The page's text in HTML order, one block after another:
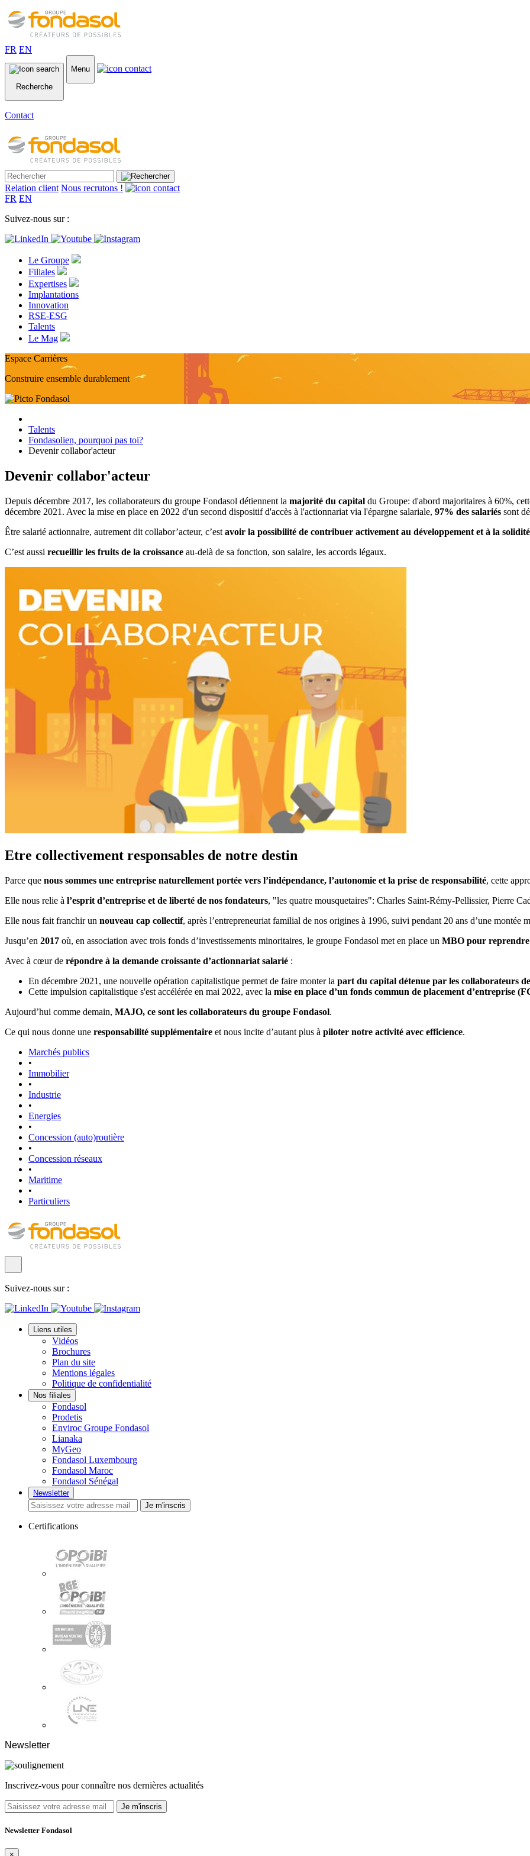
FR EN
Recherche
Menu
Contact
Relation client Nous recrutons !
FR EN
Suivez-nous sur :
Le Groupe
Filiales
Expertises
Implantations
Innovation
RSE-ESG
Talents
Le Mag
Espace Carrières
Construire ensemble durablement
Talents
Fondasolien, pourquoi pas toi?
Devenir collabor'acteur
Devenir collabor'acteur
Depuis décembre 2017, les collaborateurs du groupe Fondasol détiennent la majorité du capital du Groupe: d'abord majoritaires à 60%,
décembre 2021. Avec la mise en place en 2022 d'un second dispositif d'accès à l'actionnariat via l'épargne salariale, 97% des salariés sont
Être salarié actionnaire, autrement dit collabor’acteur, c’est avoir la possibilité de contribuer activement au développement et à la
C’est aussi recueillir les fruits de la croissance au-delà de sa fonction, son salaire, les accords légaux.
Etre collectivement responsables de notre destin
Parce que nous sommes une entreprise naturellement portée vers l’indépendance, l’autonomie et la prise de responsabilité, cette
Elle nous relie à l’esprit d’entreprise et de liberté de nos fondateurs, "les quatre mousquetaires": Charles Saint-Rémy-Pellissier, Pierre
Elle nous fait franchir un nouveau cap collectif, après l’entrepreneuriat familial de nos origines à 1996, suivi pendant 20 ans d’une montée
Jusqu’en 2017 où, en association avec trois fonds d’investissements minoritaires, le groupe Fondasol met en place un MBO pour reprendre
Avec à cœur de répondre à la demande croissante d’actionnariat salarié :
En décembre 2021, une nouvelle opération capitalistique permet de faire monter la part du capital détenue par les collaborateurs
Cette impulsion capitalistique s'est accélérée en mai 2022, avec la mise en place d’un fonds commun de placement d’entreprise
Aujourd’hui comme demain, MAJO, ce sont les collaborateurs du groupe Fondasol.
Ce qui nous donne une responsabilité supplémentaire et nous incite d’autant plus à piloter notre activité avec efficience.
Marchés publics
•
Immobilier
•
Industrie
•
Energies
•
Concession (auto)routière
•
Concession réseaux
•
Maritime
•
Particuliers
Suivez-nous sur :
Liens utiles
Vidéos
Brochures
Plan du site
Mentions légales
Politique de confidentialité
Nos filiales
Fondasol
Prodetis
Enviroc Groupe Fondasol
Lianaka
MyGeo
Fondasol Luxembourg
Fondasol Maroc
Fondasol Sénégal
Newsletter
Je m'inscris
Certifications
Newsletter
Inscrivez-vous pour connaître nos dernières actualités
Je m'inscris
Newsletter Fondasol